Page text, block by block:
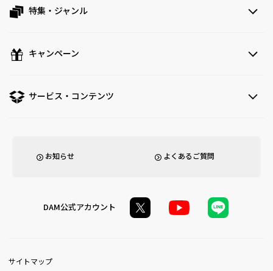
特集・ジャンル
キャンペーン
サービス・コンテンツ
お知らせ よくあるご質問
DAM公式アカウント
サイトマップ